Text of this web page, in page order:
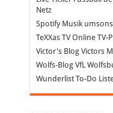
Netz
SpotifyMusik
TeXXas TVOnline TV-
Victor's BlogVictors
Wolfs-BlogVfL
WunderlistTo-Do